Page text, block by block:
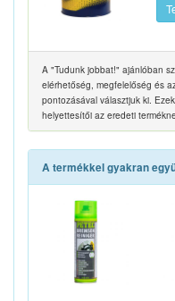
A "Tudunk jobbat!" ajánlóban
elérhetőség, megfelelőség és
pontozásával választjuk ki.
helyettesítői az eredeti
A termékkel gyakran